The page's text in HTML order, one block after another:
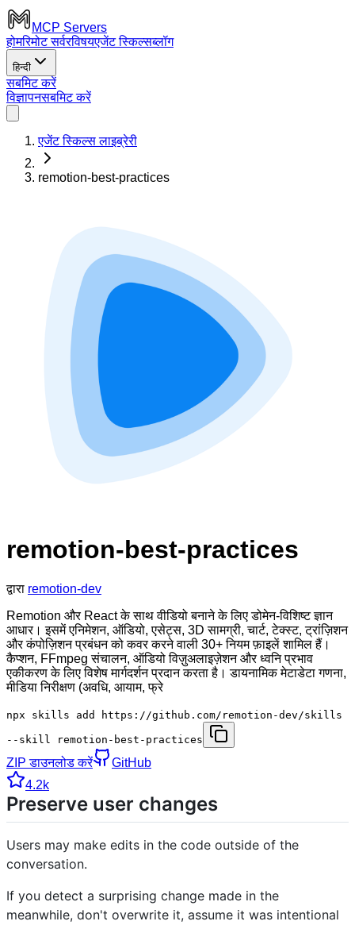
MCP Servers
होमरिमोट सर्वरविषयएजेंट स्किल्सब्लॉग
हिन्दी
सबमिट करें
विज्ञापनसबमिट करें
एजेंट स्किल्स लाइब्रेरी
remotion-best-practices
remotion-best-practices
द्वारा remotion-dev
Remotion और React के साथ वीडियो बनाने के लिए डोमेन-विशिष्ट ज्ञान
आधार। इसमें एनिमेशन, ऑडियो, एसेट्स, 3D सामग्री, चार्ट, टेक्स्ट, ट्रांज़िशन
और कंपोज़िशन प्रबंधन को कवर करने वाली 30+ नियम फ़ाइलें शामिल हैं।
कैप्शन, FFmpeg संचालन, ऑडियो विज़ुअलाइज़ेशन और ध्वनि प्रभाव
एकीकरण के लिए विशेष मार्गदर्शन प्रदान करता है। डायनामिक मेटाडेटा गणना,
मीडिया निरीक्षण (अवधि, आयाम, फ्रे
npx skills add https://github.com/remotion-dev/skills
--skill remotion-best-practices
ZIP डाउनलोड करें
GitHub
4.2k
Preserve user changes
Users may make edits in the code outside of the
conversation.
If you detect a surprising change made in the
meanwhile, don't overwrite it, assume it was intentional